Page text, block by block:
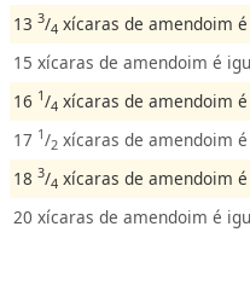
13 3/4 xícaras de amendoim
15 xícaras de amendoim é
16 1/4 xícaras de amendoim
17 1/2xícaras de amendoim
18 3/4 xícaras de amendoim
20 xícaras de amendoim é